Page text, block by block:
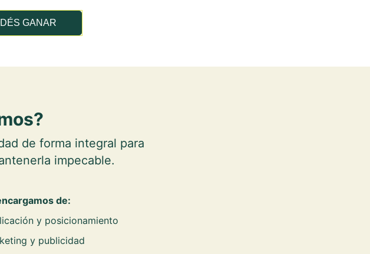
GANAR
de forma integral para
impecable.
de:
y posicionamiento
y publicidad